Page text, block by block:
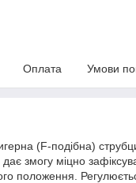
Оплата Умови
(F-подібна)
змогу міцно
положення.